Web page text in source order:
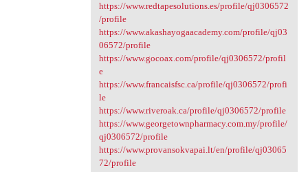
https://www.redtapesolutions.es/profile/qj0306572
/profile
https://www.akashayogaacademy.com/profile/qj03
06572/profile
https://www.gocoax.com/profile/qj0306572/profil
e
https://www.francaisfsc.ca/profile/qj0306572/profi
le
https://www.riveroak.ca/profile/qj0306572/profile
https://www.georgetownpharmacy.com.my/profile/
qj0306572/profile
https://www.provansokvapai.lt/en/profile/qj03065
72/profile